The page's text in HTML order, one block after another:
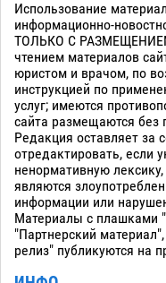
Использование
информационно-
ТОЛЬКО С
чтением материалов
юристом и врачом, по
инструкцией по
услуг; имеются
сайта размещаются без
Редакция оставляет за
отредактировать, если
ненормативную
являются
информации или
Материалы с плашками
"Партнерский
релиз" публикуются на